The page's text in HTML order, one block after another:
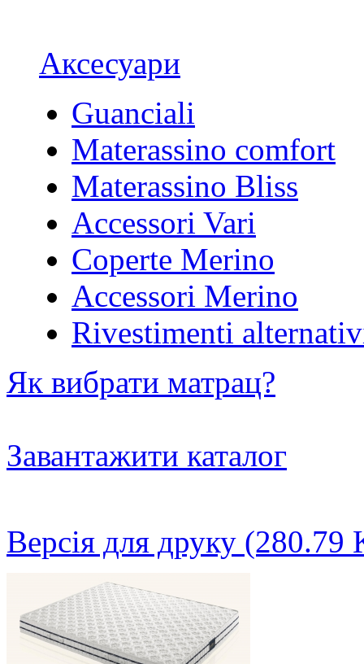
Аксесуари
Guanciali
Materassino comfort
Materassino Bliss
Accessori Vari
Coperte Merino
Accessori Merino
Rivestimenti
Як вибрати матрац?
Завантажити каталог
Версія для друку (280.79